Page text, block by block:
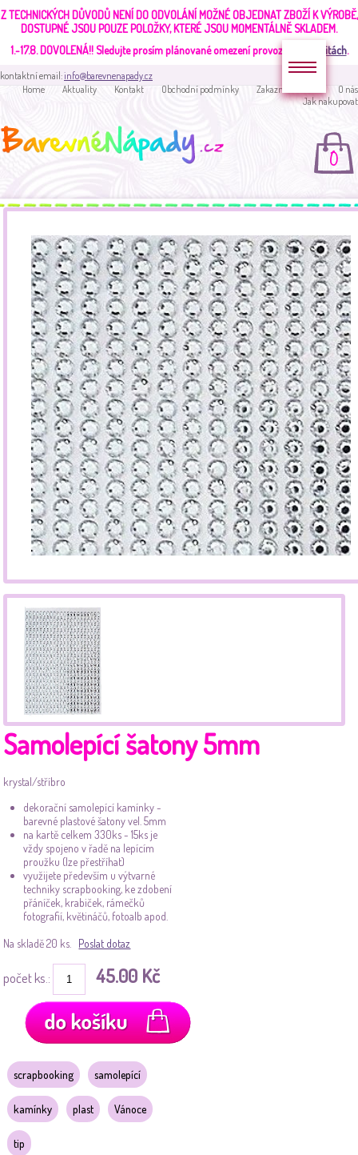
Z TECHNICKÝCH DŮVODŮ NENÍ DO ODVOLÁNÍ MOŽNÉ OBJEDNAT ZBOŽÍ K VÝROBĚ,
DOSTUPNÉ JSOU POUZE POLOŽKY, KTERÉ JSOU MOMENTÁLNĚ SKLADEM.
1.-17.8. DOVOLENÁ!!Sledujte prosím plánované omezení provozu v aktualitách.
kontaktní email:info@barevnenapady.cz
Home
Aktuality Kontakt Obchodní podmínky Zakaznická sekce
O nás
Jak nakupovat
0
Samolepící šatony 5mm
krystal/stříbro
dekorační samolepící kamínky -
barevné plastové šatony vel. 5mm
na kartě celkem 330ks - 15ks je
vždy spojeno v řadě na lepícím
proužku (lze přestříhat)
využijete především u výtvarné
techniky scrapbooking, ke zdobení
přáníček, krabiček, rámečků
fotografií, květináčů, fotoalb apod.
Na skladě 20 ks. Poslat dotaz
počet ks.: 45.00 Kč
scrapbooking samolepící
kamínky plast Vánoce
tip